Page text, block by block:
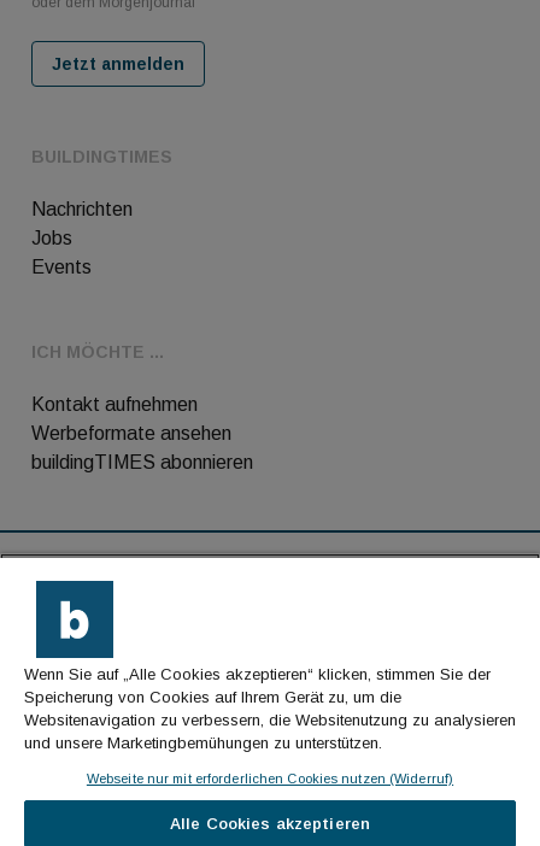
BUILDINGTIMES
Nachrichten
Jobs
Events
ICH MÖCHTE ...
Kontakt aufnehmen
Werbeformate ansehen
buildingTIMES abonnieren
Jetzt anmelden
© Cachalot Media House GmbH - Alle Rechte
Kontakt
Impressum
Datenschutz
Wenn Sie auf „Alle Cookies akzeptieren“ klicken, stimmen Sie der
Speicherung von Cookies auf Ihrem Gerät zu, um die
Websitenavigation zu verbessern, die Websitenutzung zu analysieren
und unsere Marketingbemühungen zu unterstützen.
Webseite nur mit erforderlichen Cookies nutzen (Widerruf)
Alle Cookies akzeptieren